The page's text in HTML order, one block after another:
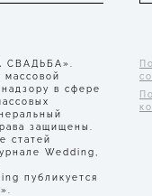
СВАДЬБА».
массовой
в сфере
защищены.
статей
Wedding,
публикуется